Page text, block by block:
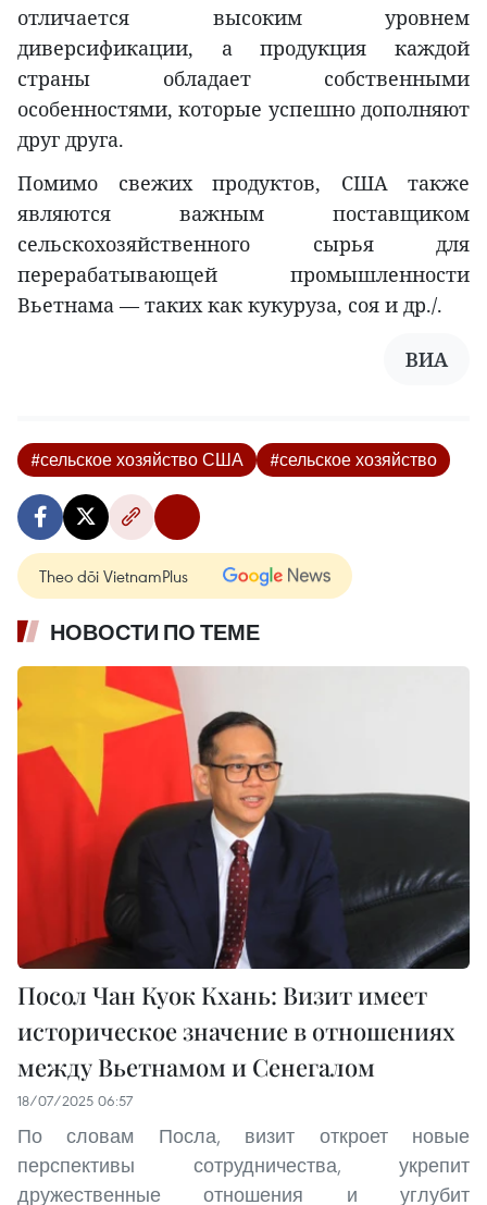
отличается высоким уровнем
диверсификации, а продукция каждой
страны обладает собственными
особенностями, которые успешно дополняют
друг друга.
Помимо свежих продуктов, США также
являются важным поставщиком
сельскохозяйственного сырья для
перерабатывающей промышленности
Вьетнама — таких как кукуруза, соя и др./.
ВИА
#сельское хозяйство США #сельское хозяйство
Theo dõi VietnamPlus
НОВОСТИ ПО ТЕМЕ
Посол Чан Куок Кхань: Визит имеет
историческое значение в отношениях
между Вьетнамом и Сенегалом
18/07/2025 06:57
По словам Посла, визит откроет новые
перспективы сотрудничества, укрепит
дружественные отношения и углубит